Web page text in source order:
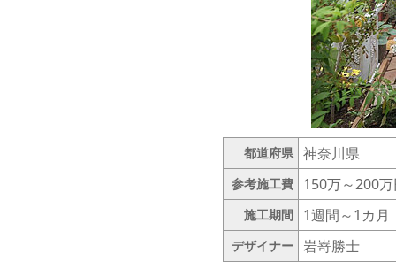
都道府県 神奈川県
参考施工費 150万～200
施工期間 1週間～1カ月
デザイナー 岩嵜勝士